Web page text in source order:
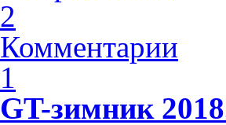
2
Комментарии
1
GT-зимник